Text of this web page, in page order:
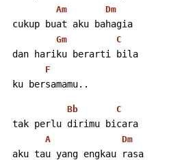
Am Dm
cukup buat aku bahagia
Gm C
dan hariku berarti bila
F
ku bersamamu..
Bb C
tak perlu dirimu bicara
A Dm
aku tau yang engkau rasa